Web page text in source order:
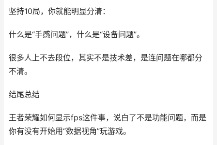
坚持10局，你就能明显分清：
什么是“手感问题”，什么是“设备问题”。
很多人上不去段位，其实不是技术差，是连问题在哪都分
不清。
结尾总结
王者荣耀如何显示fps这件事，说白了不是功能问题，而是
你有没有开始用“数据视角”玩游戏。